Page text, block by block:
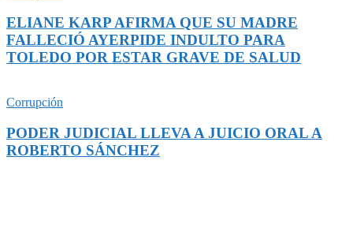
ELIANE KARP AFIRMA QUE SU MADRE
FALLECIÓ AYERPIDE INDULTO PARA
TOLEDO POR ESTAR GRAVE DE SALUD
Corrupción
PODER JUDICIAL LLEVA A JUICIO ORAL A
ROBERTO SÁNCHEZ